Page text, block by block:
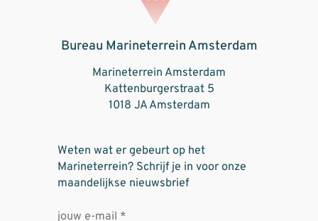
Bureau Marineterrein Amsterdam
Marineterrein Amsterdam
Kattenburgerstraat 5
1018 JA Amsterdam
Weten wat er gebeurt op het
Marineterrein? Schrijf je in voor onze
maandelijkse nieuwsbrief